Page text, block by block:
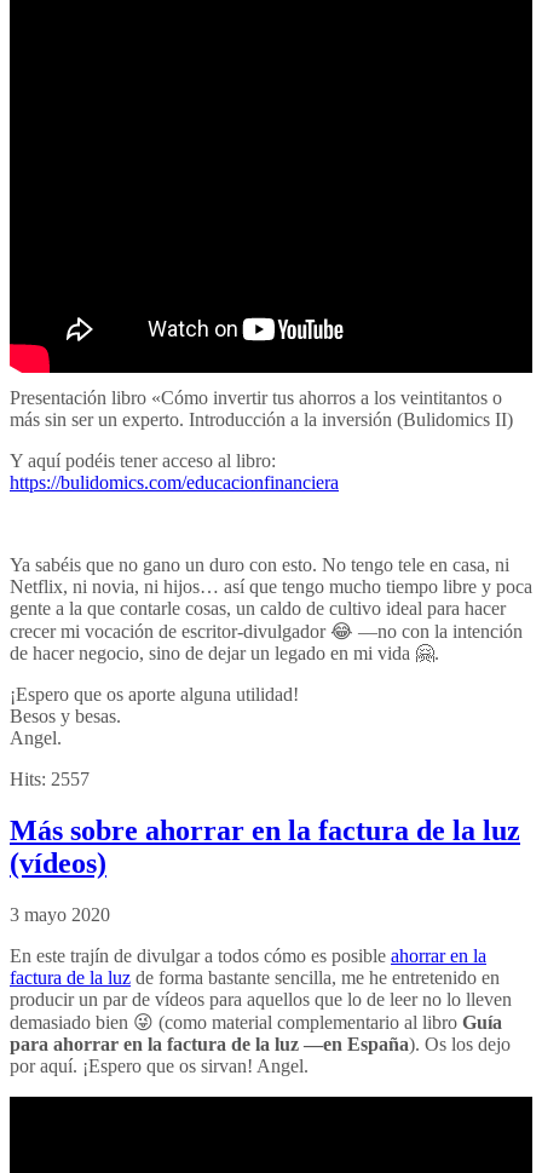
Presentación libro «Cómo invertir tus ahorros a los veintitantos o
más sin ser un experto. Introducción a la inversión (Bulidomics II)
Y aquí podéis tener acceso al libro:
https://bulidomics.com/educacionfinanciera
Ya sabéis que no gano un duro con esto. No tengo tele en casa, ni
Netflix, ni novia, ni hijos… así que tengo mucho tiempo libre y poca
gente a la que contarle cosas, un caldo de cultivo ideal para hacer
crecer mi vocación de escritor-divulgador 😂 —no con la intención
de hacer negocio, sino de dejar un legado en mi vida 🤗.
¡Espero que os aporte alguna utilidad!
Besos y besas.
Angel.
Hits: 2557
Más sobre ahorrar en la factura de la luz
(vídeos)
3 mayo 2020
En este trajín de divulgar a todos cómo es posible ahorrar en la
factura de la luz de forma bastante sencilla, me he entretenido en
producir un par de vídeos para aquellos que lo de leer no lo lleven
demasiado bien 😜 (como material complementario al libro Guía
para ahorrar en la factura de la luz —en España). Os los dejo
por aquí. ¡Espero que os sirvan! Angel.